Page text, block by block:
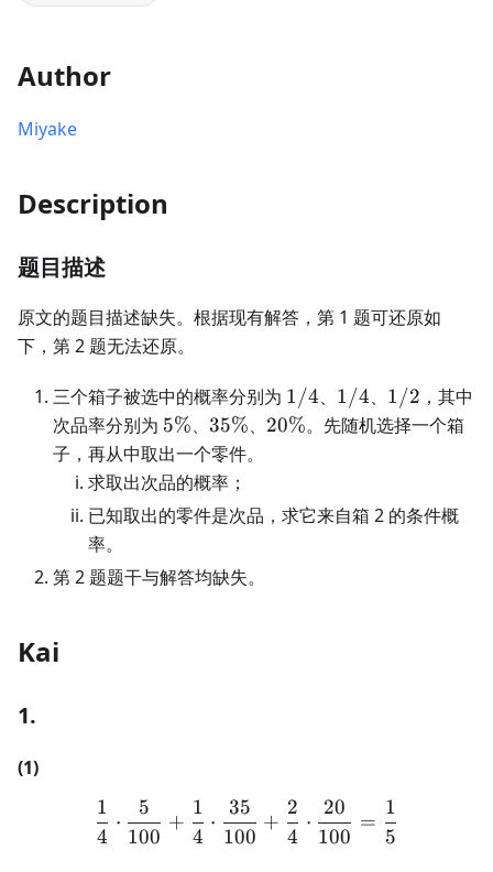
Author
Miyake
Description
题目描述
原文的题目描述缺失。根据现有解答，第 1 题可还原如
下，第 2 题无法还原。
三个箱子被选中的概率分别为 1/4
1/4、 1/4
1/4、 1/2
1/2 ，其中
次品率分别为 5\%
5%、 35\%
35%、 20\%
20%。先随机选择一个箱
子，再从中取出一个零件。
求取出次品的概率；
已知取出的零件是次品，求它来自箱 2 的条件概
率。
第 2 题题干与解答均缺失。
Kai
1.
(1)
\begin{aligned}
4
1
⋅
100
5
+
4
1
⋅
100
35
+
4
2
⋅
100
20
=
5
1